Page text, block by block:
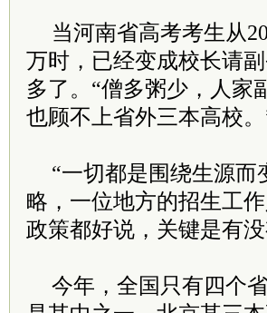
当河南省高考考生从
万时，已经变成校长请
多了。“僧多粥少，人家
也顾不上省外三本高校。
“一切都是围绕生源而
略，一位地方的招生工
政策都好说，关键是有
今年，全国只有四个